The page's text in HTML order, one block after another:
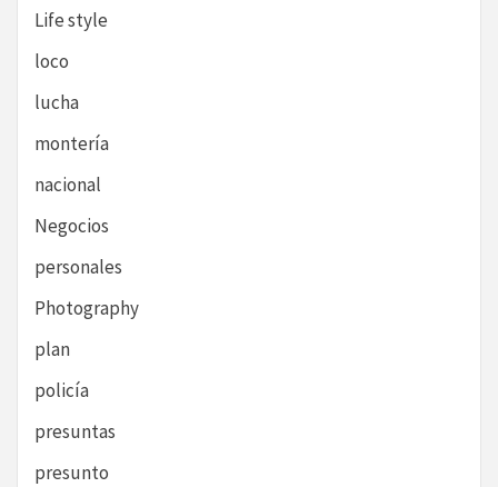
Life style
loco
lucha
montería
nacional
Negocios
personales
Photography
plan
policía
presuntas
presunto